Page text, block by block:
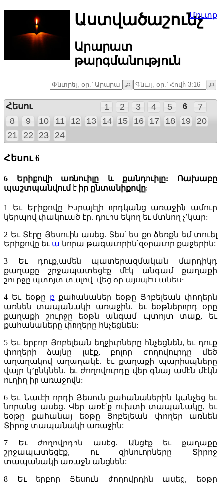
Աստվածաշունչ
Արարատ
թարգմանություն
Մուտք
Հեսու 1 2 3 4 5 6
7
8
9 10 11 12 13 14 15 16 17 18 19
20
21
22 23 24
Հեսու 6
6 Երիքովի առնուիլը և քանդուիլը: Ռախաբը
պաշտպանվում է իր ընտանիքովը:
1
Եւ Երիքովը Իսրայէլի որդկանց առաջին ամուր
կերպով փակուած էր. դուրս եկող եւ մտնող չ’կար:
2 Եւ Տէրը Յեսուին ասեց. Տես՝ ես քո ձեռքն եմ տուել
Երիքովը եւ ա նորա թագաւորին՝զօրաւոր քաջերին:
3
Եւ դուք,ամեն պատերազմական մարդիկդ
քաղաքը շրջապատեցէք մէկ անգամ քաղաքի
շուրջը պտոյտ տալով. վեց օր այսպէս անես:
4 Եւ եօթը բ քահանաներ եօթը Յոբելեան փողերն
առնեն տապանակի առաջին. եւ եօթներորդ օրը
քաղաքի շուրջը եօթն անգամ պտոյտ տաք, եւ
քահանաները փողերը հնչեցնեն:
5 Եւ երբոր Յոբելեան եղջիւրները հնչեցնեն, եւ դուք
փողերի ձայնը լսէք, բոլոր ժողովուրդը մեծ
աղաղակով աղաղակէ. եւ քաղաքի պարիսպները
վայր կ’ընկնեն. եւ ժողովուրդը վեր գնայ ամէն մէկն
ուղիղ իր առաջովն:
6 Եւ Նաւէի որդի Յեսուն քահանաներին կանչեց եւ
նորանց ասեց. Վեր առէ՛ք ուխտի տապանակը, եւ
եօթը քահանայ եօթը Յոբելեան փողեր առնեն
Տիրոջ տապանակի առաջին:
7
Եւ ժողովրդին ասեց. Անցէք եւ քաղաքը
շրջապատեցէք, ու զինուորները Տիրոջ
տապանակի առաջն անցնեն:
8
Եւ երբոր Յեսուն ժողովրդին ասեց, եօթը